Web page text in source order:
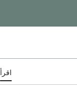
اقرأ